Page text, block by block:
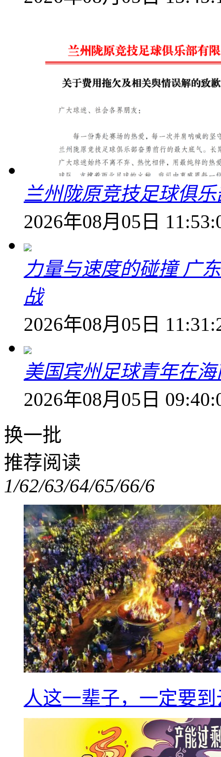
兰州陇原竞技足球俱
2026年08月05日
力量与速度的碰撞 广
战
2026年08月05日
美国宾州足球青年在
2026年08月05日
换一批
推荐阅读
1/62/63/64/65/66/6
人这一辈子，一定要